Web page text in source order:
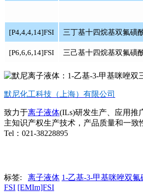
[P4,4,4,14]FSI 三丁基十四烷基双氟磺
[P6,6,6,14]FSI 三己基十四烷基双氟磺
默尼化工科技（上海）有限公司
致力于离子液体(ILs)研发生产、应用推
主知识产权生产技术，产品质量和一致
Tel：021-38228895
标签: 离子液体 1-乙基-3-甲基咪唑双氟
FSI [EMIm]FSI